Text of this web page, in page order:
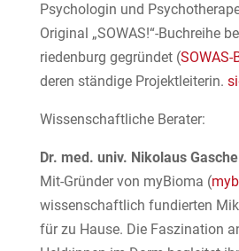
Psychologin und
Original „SOWAS!“-Buchreihe
riedenburg gegründet (SOWAS-
deren ständige Projektleiterin.
Wissenschaftliche Berater:
Dr. med. univ. Nikolaus Gasche
Mit-Gründer von myBioma (
wissenschaftlich fundierten
für zu Hause. Die Faszination